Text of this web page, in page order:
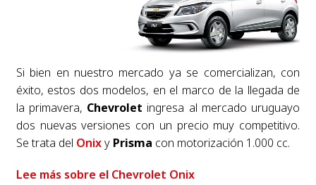
Si bien en nuestro mercado ya se comercializan, con
éxito, estos dos modelos, en el marco de la llegada de
la primavera, Chevrolet ingresa al mercado uruguayo
dos nuevas versiones con un precio muy competitivo.
Se trata del OnixyPrisma con motorización 1.000 cc.
Lee más sobre el Chevrolet Onix